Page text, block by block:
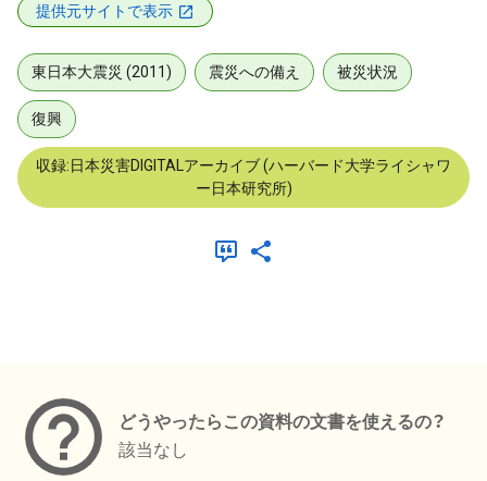
提供元サイトで表示
東日本大震災 (2011) 震災への備え 被災状況
復興
収録:日本災害DIGITALアーカイブ (ハーバード大学ライシャワ
ー日本研究所)
どうやったらこの資料の文書を使えるの？
該当なし